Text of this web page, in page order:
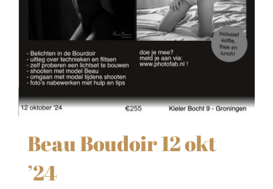
Beau Boudoir 12 okt
’24